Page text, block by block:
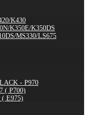
K430
K350E/K350DS
MS330/LS675
- P970
( P700)
E975)